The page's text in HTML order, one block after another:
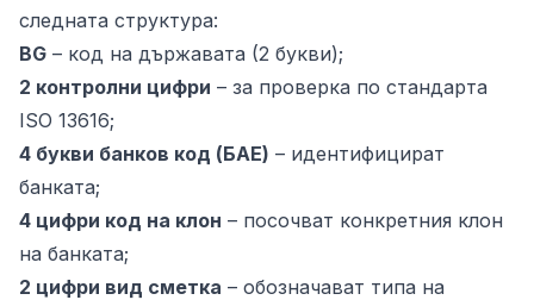
следната структура:
BG – код на държавата (2 букви);
2 контролни цифри – за проверка по стандарта
ISO 13616;
4 букви банков код (БАЕ) – идентифицират
банката;
4 цифри код на клон – посочват конкретния клон
на банката;
2 цифри вид сметка – обозначават типа на